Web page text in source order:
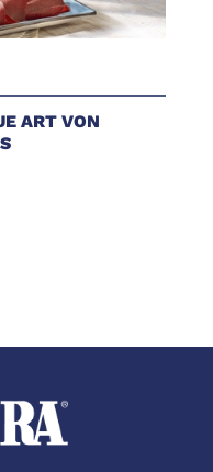
ART VON
NEUE ART VON